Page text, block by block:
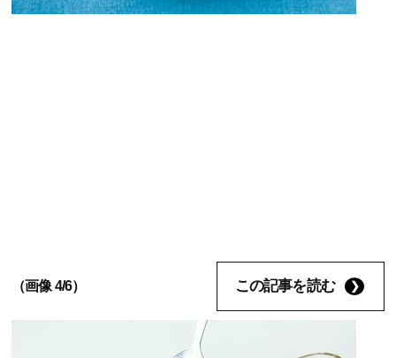
（画像 4/6） この記事を読む